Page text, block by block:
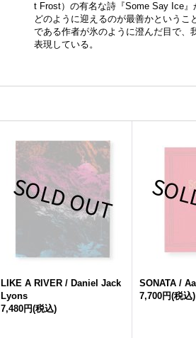
t Frost）の有名な詩『Some Say Ice
どのように迎えるのが最善かという
である作者が氷のように澄んだ目で、
表現している。
LIKE A RIVER / Daniel Jack
Lyons
7,480円(税込)
SONATA /
7,700円(税込)